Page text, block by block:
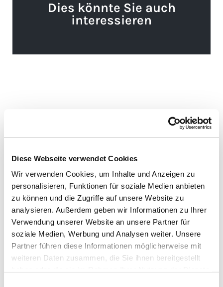
Diese Webseite verwendet Cookies
Wir verwenden Cookies, um Inhalte und Anzeigen zu
personalisieren, Funktionen für soziale Medien anbieten
zu können und die Zugriffe auf unsere Website zu
analysieren. Außerdem geben wir Informationen zu Ihrer
Verwendung unserer Website an unsere Partner für
soziale Medien, Werbung und Analysen weiter. Unsere
Partner führen diese Informationen möglicherweise mit
weiteren Daten zusammen, die Sie ihnen bereitgestellt
Dies könnte Sie auch
interessieren